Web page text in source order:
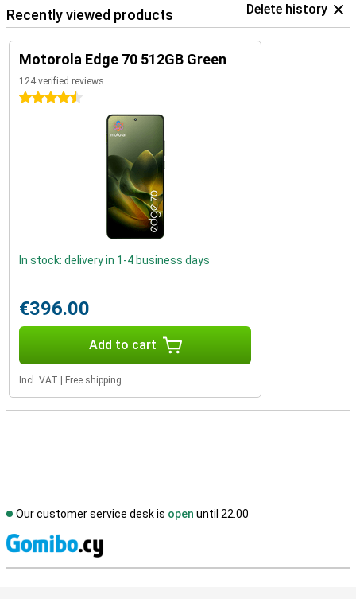
Recently viewed products Delete history
Motorola Edge 70 512GB Green
124 verified reviews
4.5 stars
In stock: delivery in 1-4 business days
€396.00
Add to cart
Incl. VAT Free shipping
Our customer service desk is open until 22.00